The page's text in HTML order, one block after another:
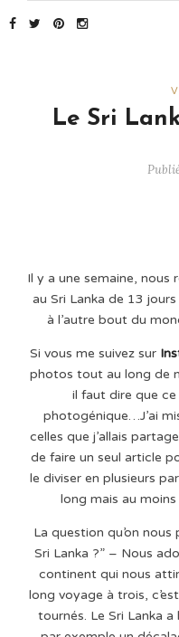
Le Sri
Il y a une semaine, nous
au Sri Lanka de 13
à l’autre bout du
Si vous me suivez sur
photos tout au long de
il faut dire que
photogénique…J’ai
celles que j’allais
de faire un seul article
le diviser en plusieurs
long mais au
La question qu’on nous
Sri Lanka ?” – Nous
continent qui nous
long voyage à trois,
tournés. Le Sri Lanka